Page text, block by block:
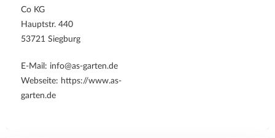
Co KG
Hauptstr. 440
53721 Siegburg
E-Mail: info@as-garten.de
Webseite: https://www.as-
garten.de